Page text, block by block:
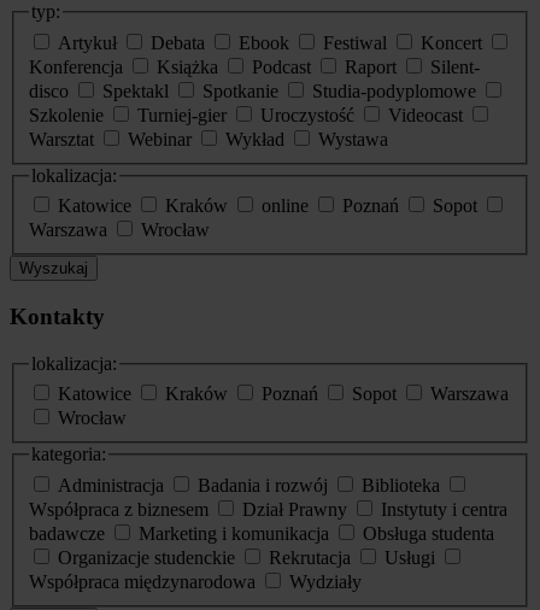
typ:
Artykuł
Debata Ebook Festiwal
Koncert
Konferencja
Książka Podcast Raport
Silent-
disco
Spektakl Spotkanie
Studia-podyplomowe
Szkolenie
Turniej-gier Uroczystość
Videocast
Warsztat
Webinar Wykład
Wystawa
lokalizacja:
Katowice
Kraków online Poznań
Sopot
Warszawa
Wrocław
Wyszukaj
Kontakty
lokalizacja:
Katowice
Kraków Poznań Sopot
Warszawa
Wrocław
kategoria:
Administracja
Badania i rozwój
Biblioteka
Współpraca z biznesem
Dział Prawny
Instytuty i centra
badawcze
Marketing i komunikacja
Obsługa studenta
Organizacje studenckie
Rekrutacja
Usługi
Współpraca międzynarodowa
Wydziały